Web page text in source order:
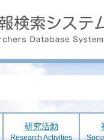
研究活動
Research Activities